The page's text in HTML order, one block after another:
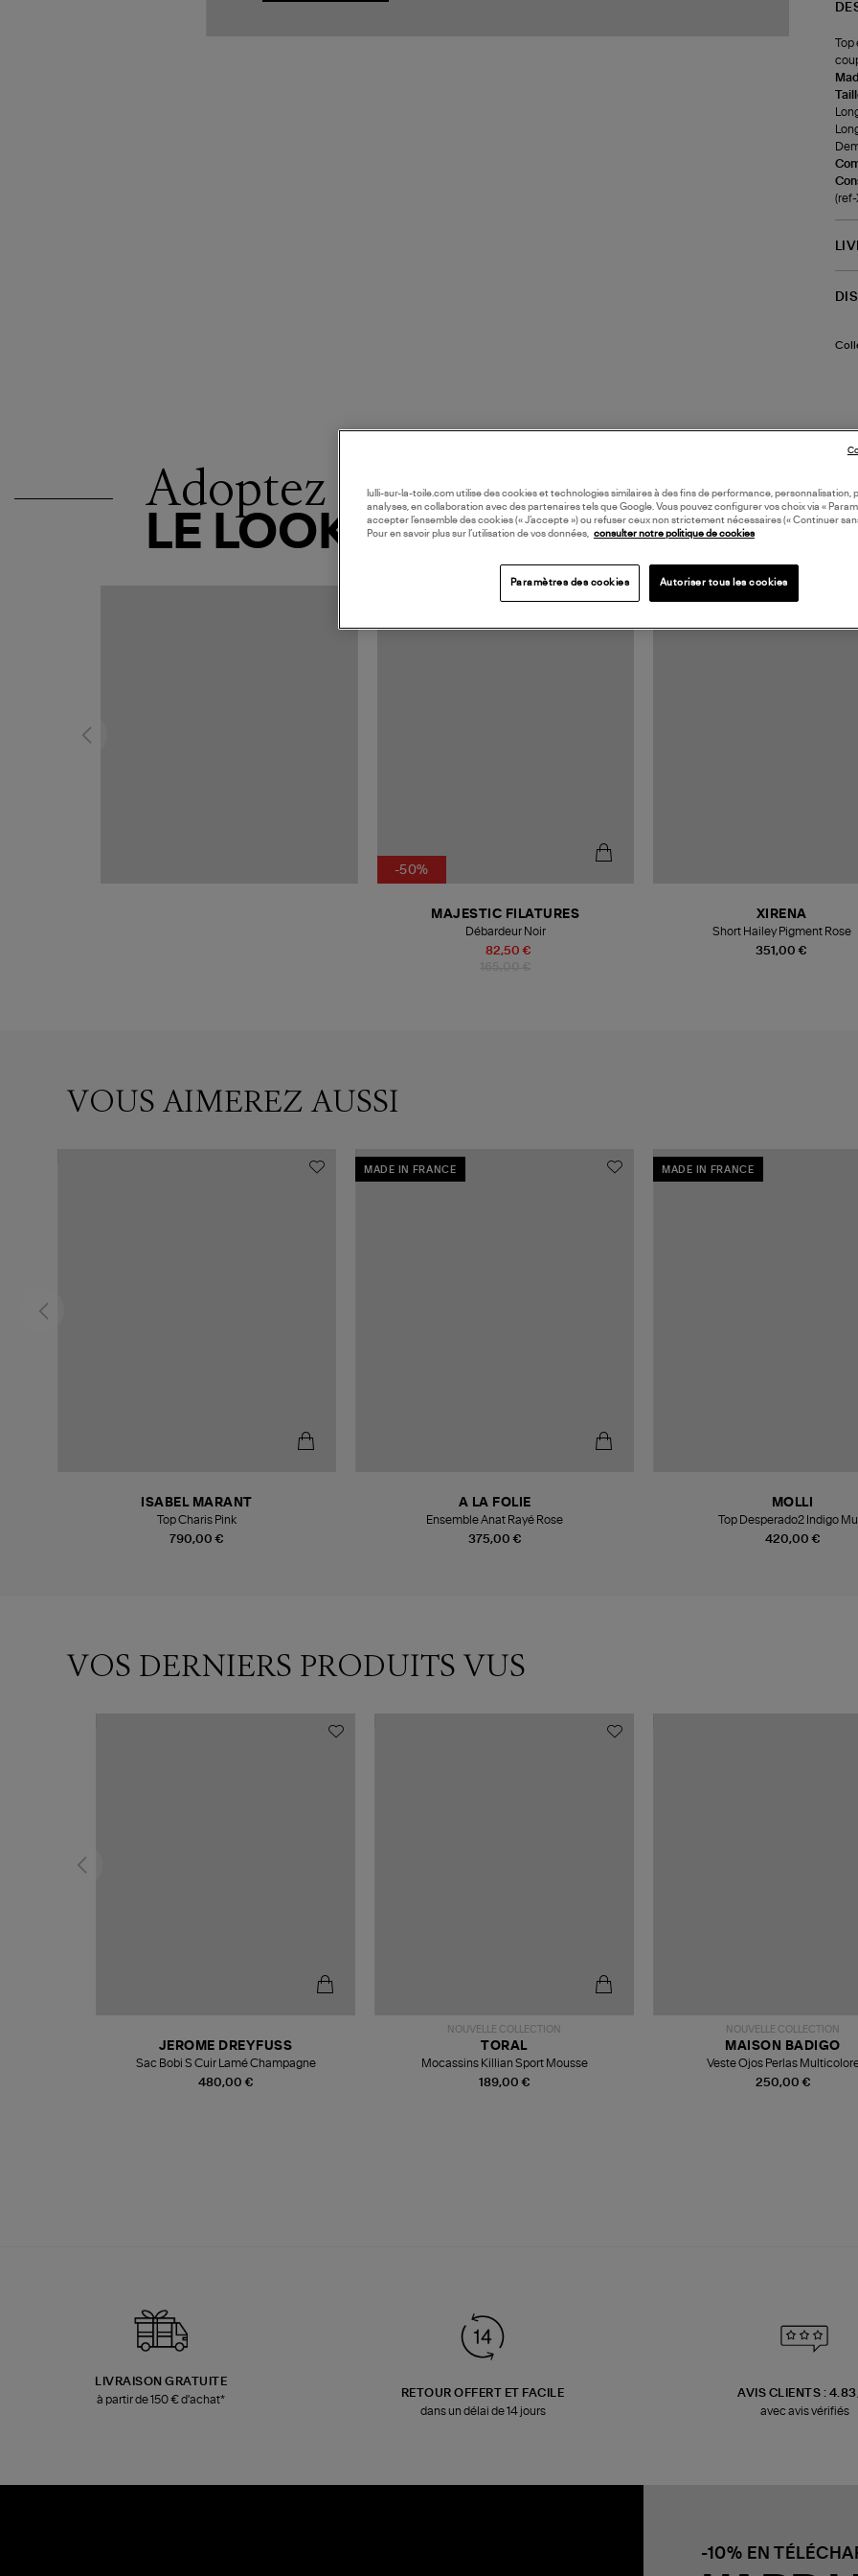
Top
Adoptez
LE LOOK
-50%
82,50 €
MAJESTIC FILATURES
Débardeur Noir
351,00 €
XIRENA
Short Hailey Pigment Rose
VOUS AIMEREZ AUSSI
790,00 €
ISABEL MARANT
Top Charis Pink
MADE IN FRANCE
375,00 €
A LA FOLIE
Ensemble Anat Rayé Rose
MADE IN FRANCE
420,00 €
MOLLI
Top Desperado2 Indigo
VOS DERNIERS PRODUITS VUS
480,00 €
JEROME DREYFUSS
Sac Bobi S Cuir Lamé Champagne
NOUVELLE COLLECTION
189,00 €
TORAL
Mocassins Killian Sport Mousse
NOUVELLE COLLECTION
250,00 €
MAISON BADIGO
Veste Ojos Perlas
LIVRAISON GRATUITE
à partir de 150 € d'achat*
RETOUR OFFERT ET FACILE
dans un délai de 14 jours
AVIS CLIENTS :
avec avis vérifiés
-10% EN
lulli-sur-la-toile.com utilise des cookies et technologies similaires à des fins de performance, personnalisation,
analyses, en collaboration avec des partenaires tels que Google. Vous pouvez configurer vos choix via «
accepter l’ensemble des cookies (« J’accepte ») ou refuser ceux non strictement nécessaires (« Continuer
Pour en savoir plus sur l’utilisation de vos données, consulter notre politique de cookies
Paramètres des cookies Autoriser tous les cookies